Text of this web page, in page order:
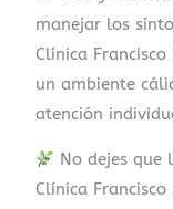
manejar los
Clínica
un ambiente
atención
No dejes
Clínica